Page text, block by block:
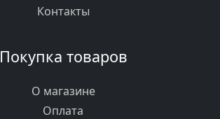
Контакты
Покупка товаров
О магазине
Оплата